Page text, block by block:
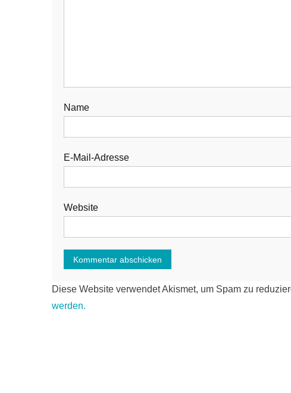
Name
E-Mail-Adresse
Website
Diese Website verwendet Akismet, um Spam zu
werden.